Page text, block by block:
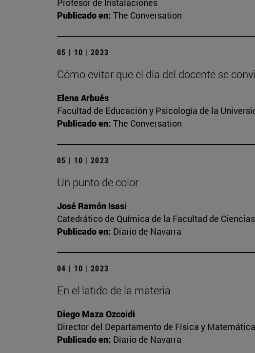
Profesor de Instalaciones
Publicado en: The Conversation
05 | 10 | 2023
Cómo evitar que el día del docente se
Elena Arbués
Facultad de Educación y Psicología de la
Publicado en: The Conversation
05 | 10 | 2023
Un punto de color
José Ramón Isasi
Catedrático de Química de la Facultad de
Publicado en: Diario de Navarra
04 | 10 | 2023
En el latido de la materia
Diego Maza Ozcoidi
Director del Departamento de Física y
Publicado en: Diario de Navarra